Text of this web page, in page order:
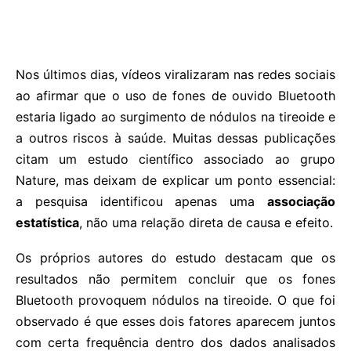
Nos últimos dias, vídeos viralizaram nas redes sociais
ao afirmar que o uso de fones de ouvido Bluetooth
estaria ligado ao surgimento de nódulos na tireoide e
a outros riscos à saúde. Muitas dessas publicações
citam um estudo científico associado ao grupo
Nature, mas deixam de explicar um ponto essencial:
a pesquisa identificou apenas uma associação
estatística, não uma relação direta de causa e efeito.
Os próprios autores do estudo destacam que os
resultados não permitem concluir que os fones
Bluetooth provoquem nódulos na tireoide. O que foi
observado é que esses dois fatores aparecem juntos
com certa frequência dentro dos dados analisados